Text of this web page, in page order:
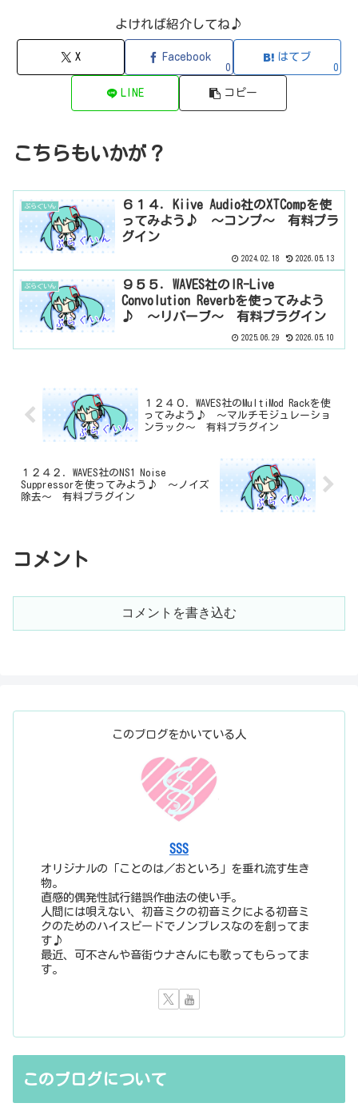
よければ紹介してね♪
X Facebook
0
はてブ
0
LINE コピー
こちらもいかが？
ぷらぐいん
６１４．Kiive Audio社のXTCompを使
ってみよう♪ ～コンプ～ 有料プラ
グイン
2024.02.18 2026.05.13
ぷらぐいん
９５５．WAVES社のIR-Live
Convolution Reverbを使ってみよう
♪ ～リバーブ～ 有料プラグイン
2025.06.29 2026.05.10
１２４０．WAVES社のMultiMod Rackを使
ってみよう♪ ～マルチモジュレーショ
ンラック～ 有料プラグイン
１２４２．WAVES社のNS1 Noise
Suppressorを使ってみよう♪ ～ノイズ
除去～ 有料プラグイン
コメント
コメントを書き込む
このブログをかいている人
SSS
オリジナルの「ことのは／おといろ」を垂れ流す生き
物。
直感的偶発性試行錯誤作曲法の使い手。
人間には唄えない、初音ミクの初音ミクによる初音ミ
クのためのハイスピードでノンブレスなのを創ってま
す♪
最近、可不さんや音街ウナさんにも歌ってもらってま
す。
このブログについて